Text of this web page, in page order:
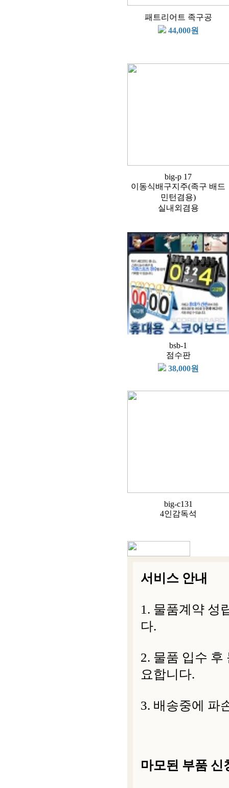
패트리어트 족구공
44,000원
big-p 17
이동식배구지주(족구 배드
민턴겸용)
실내외겸용
bsb-1
점수판
38,000원
big-c131
4인감독석
서비스 안내
1. 물품계약 성
다.
2. 물품 입수 후
요합니다.
3. 배송중에 파
마모된 부품 신